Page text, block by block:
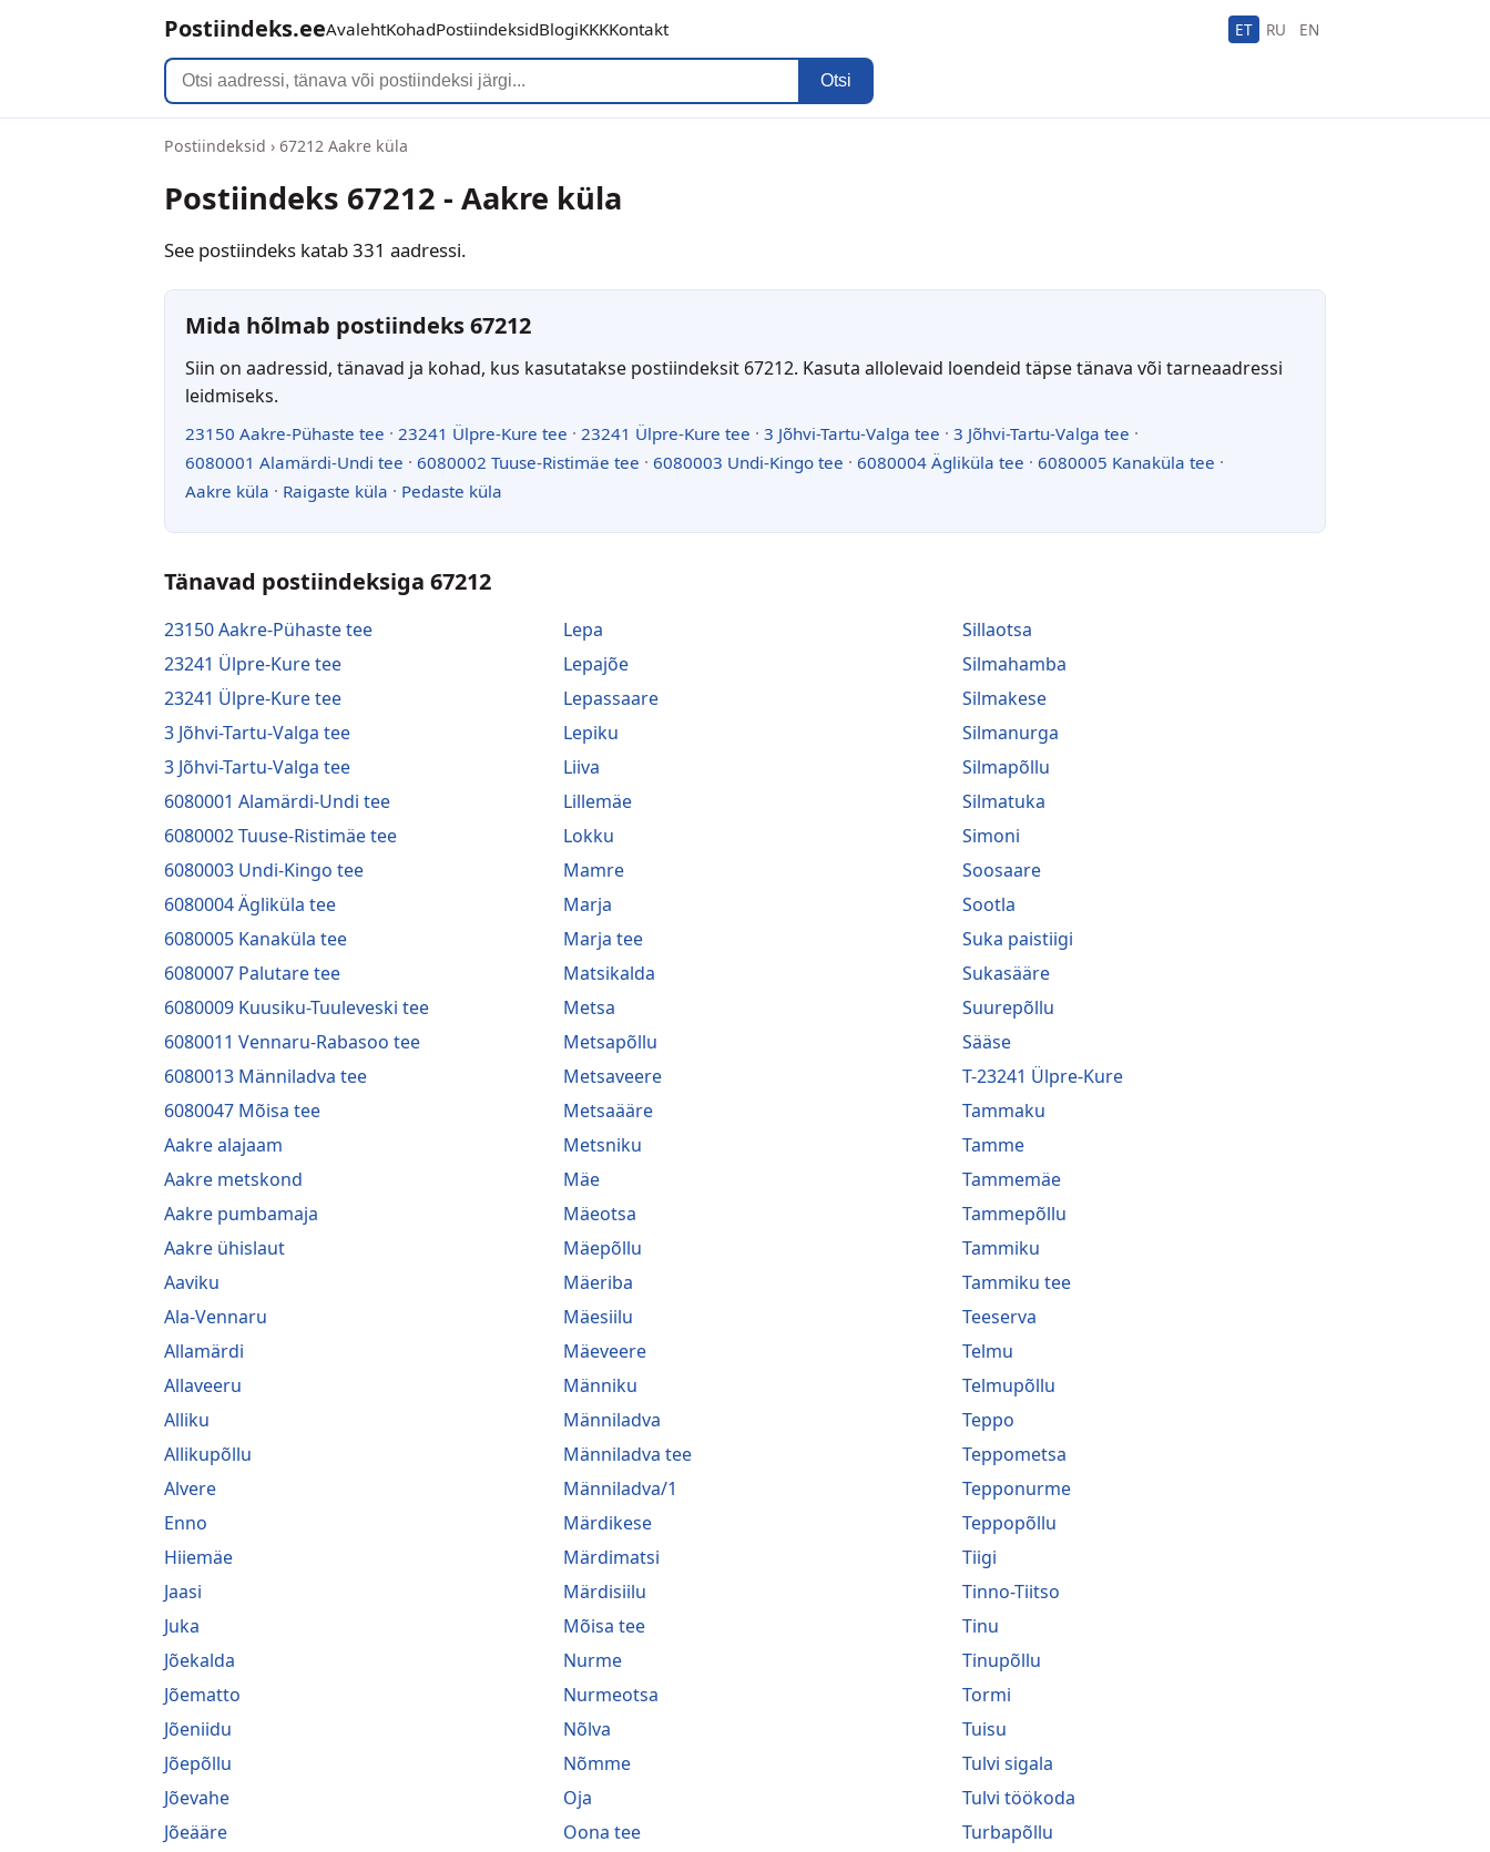
Postiindeks.eeAvalehtKohadPostiindeksidBlogiKKKKontakt ET RU EN
Otsi
Postiindeksid › 67212 Aakre küla
Postiindeks 67212 - Aakre küla
See postiindeks katab 331 aadressi.
Mida hõlmab postiindeks 67212
Siin on aadressid, tänavad ja kohad, kus kasutatakse postiindeksit 67212. Kasuta allolevaid loendeid täpse tänava või tarneaadressi
leidmiseks.
23150 Aakre-Pühaste tee · 23241 Ülpre-Kure tee · 23241 Ülpre-Kure tee · 3 Jõhvi-Tartu-Valga tee · 3 Jõhvi-Tartu-Valga tee ·
6080001 Alamärdi-Undi tee · 6080002 Tuuse-Ristimäe tee · 6080003 Undi-Kingo tee · 6080004 Ägliküla tee · 6080005 Kanaküla tee ·
Aakre küla · Raigaste küla · Pedaste küla
Tänavad postiindeksiga 67212
23150 Aakre-Pühaste tee
23241 Ülpre-Kure tee
23241 Ülpre-Kure tee
3 Jõhvi-Tartu-Valga tee
3 Jõhvi-Tartu-Valga tee
6080001 Alamärdi-Undi tee
6080002 Tuuse-Ristimäe tee
6080003 Undi-Kingo tee
6080004 Ägliküla tee
6080005 Kanaküla tee
6080007 Palutare tee
6080009 Kuusiku-Tuuleveski tee
6080011 Vennaru-Rabasoo tee
6080013 Männiladva tee
6080047 Mõisa tee
Aakre alajaam
Aakre metskond
Aakre pumbamaja
Aakre ühislaut
Aaviku
Ala-Vennaru
Allamärdi
Allaveeru
Alliku
Allikupõllu
Alvere
Enno
Hiiemäe
Jaasi
Juka
Jõekalda
Jõematto
Jõeniidu
Jõepõllu
Jõevahe
Jõeääre
Lepa
Lepajõe
Lepassaare
Lepiku
Liiva
Lillemäe
Lokku
Mamre
Marja
Marja tee
Matsikalda
Metsa
Metsapõllu
Metsaveere
Metsaääre
Metsniku
Mäe
Mäeotsa
Mäepõllu
Mäeriba
Mäesiilu
Mäeveere
Männiku
Männiladva
Männiladva tee
Männiladva/1
Märdikese
Märdimatsi
Märdisiilu
Mõisa tee
Nurme
Nurmeotsa
Nõlva
Nõmme
Oja
Oona tee
Sillaotsa
Silmahamba
Silmakese
Silmanurga
Silmapõllu
Silmatuka
Simoni
Soosaare
Sootla
Suka paistiigi
Sukasääre
Suurepõllu
Sääse
T-23241 Ülpre-Kure
Tammaku
Tamme
Tammemäe
Tammepõllu
Tammiku
Tammiku tee
Teeserva
Telmu
Telmupõllu
Teppo
Teppometsa
Tepponurme
Teppopõllu
Tiigi
Tinno-Tiitso
Tinu
Tinupõllu
Tormi
Tuisu
Tulvi sigala
Tulvi töökoda
Turbapõllu